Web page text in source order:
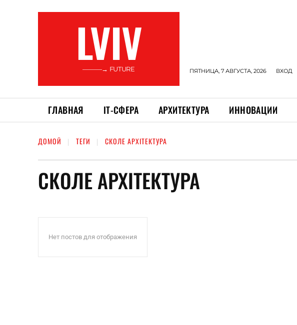
LVIV
———→ FUTURE ПЯТНИЦА, 7 АВГУСТА, 2026 ВХОД
ГЛАВНАЯ ІТ-СФЕРА АРХИТЕКТУРА ИННОВАЦИИ
ДОМОЙ ТЕГИ СКОЛЕ АРХІТЕКТУРА
СКОЛЕ АРХІТЕКТУРА
Нет постов для отображения